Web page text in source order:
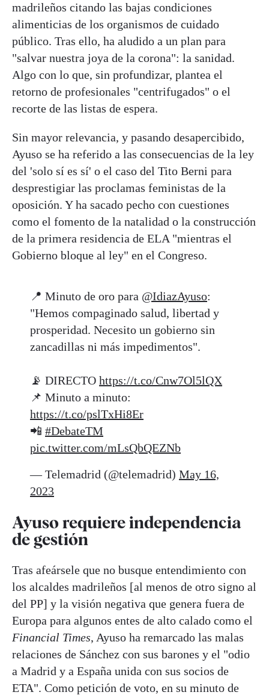
madrileños citando las bajas condiciones
alimenticias de los organismos de cuidado
público. Tras ello, ha aludido a un plan para
"salvar nuestra joya de la corona": la sanidad.
Algo con lo que, sin profundizar, plantea el
retorno de profesionales "centrifugados" o el
recorte de las listas de espera.
Sin mayor relevancia, y pasando desapercibido,
Ayuso se ha referido a las consecuencias de la ley
del 'solo sí es sí' o el caso del Tito Berni para
desprestigiar las proclamas feministas de la
oposición. Y ha sacado pecho con cuestiones
como el fomento de la natalidad o la construcción
de la primera residencia de ELA "mientras el
Gobierno bloque al ley" en el Congreso.
📍 Minuto de oro para @IdiazAyuso:
"Hemos compaginado salud, libertad y
prosperidad. Necesito un gobierno sin
zancadillas ni más impedimentos".
📡 DIRECTO https://t.co/Cnw7Ol5lQX
📌 Minuto a minuto:
https://t.co/pslTxHi8Er
📲 #DebateTM
pic.twitter.com/mLsQbQEZNb
— Telemadrid (@telemadrid) May 16,
2023
Ayuso requiere independencia
de gestión
Tras afeársele que no busque entendimiento con
los alcaldes madrileños [al menos de otro signo al
del PP] y la visión negativa que genera fuera de
Europa para algunos entes de alto calado como el
Financial Times, Ayuso ha remarcado las malas
relaciones de Sánchez con sus barones y el "odio
a Madrid y a España unida con sus socios de
ETA". Como petición de voto, en su minuto de